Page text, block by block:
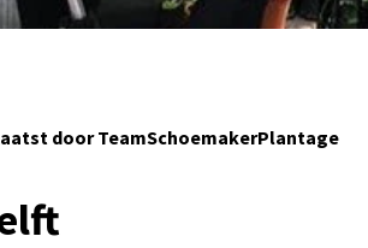
door TeamSchoemakerPlantage